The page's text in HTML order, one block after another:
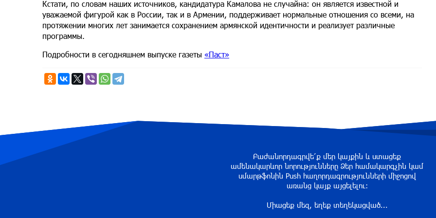
Кстати, по словам наших источников, кандидатура Камалова не случайна: он является известной и
уважаемой фигурой как в России, так и в Армении, поддерживает нормальные отношения со всеми, на
протяжении многих лет занимается сохранением армянской идентичности и реализует различные
программы.
Подробности в сегодняшнем выпуске газеты «Паст»
Բաժանորդագրվե՛ք մեր կայքին և ստացեք
ամենակարևոր նորությունները Ձեր համակարգչին կամ
սմարթֆոնին Push հաղորդագրությունների միջոցով
առանց կայք այցելելու։
Միացեք մեզ, եղեք տեղեկացված...